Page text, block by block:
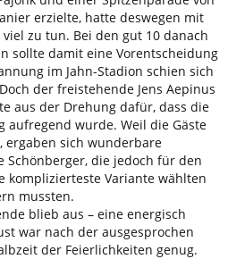
erzielte, hatte deswegen mit
zu tun. Bei den gut 10 danach
sollte damit eine Vorentscheidung
im Jahn-Stadion schien sich
der freistehende Jens Aepinus
aus der Drehung dafür, dass die
aufregend wurde. Weil die Gäste
ergaben sich wunderbare
die jedoch für den
komplizierteste Variante wählten
mussten.
blieb aus – eine energisch
war nach der ausgesprochen
der Feierlichkeiten genug.